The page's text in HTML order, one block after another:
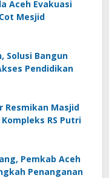
Aceh Evakuasi
Mesjid
Solusi Bangun
Pendidikan
Resmikan Masjid
RS Putri
Pemkab Aceh
Penanganan